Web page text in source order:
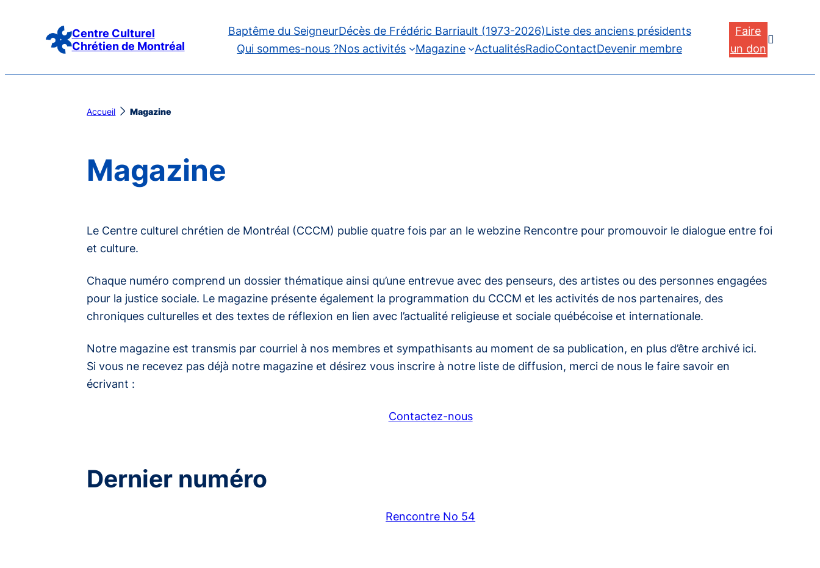
Centre Culturel
Chrétien de Montréal
Baptême du SeigneurDécès de Frédéric Barriault (1973-2026)Liste des anciens présidents
Qui sommes-nous ?Nos activités Magazine ActualitésRadioContactDevenir membre
Faire
un don

Accueil Magazine
Magazine
Le Centre culturel chrétien de Montréal (CCCM) publie quatre fois par an le webzine Rencontre pour promouvoir le dialogue entre foi
et culture.
Chaque numéro comprend un dossier thématique ainsi qu’une entrevue avec des penseurs, des artistes ou des personnes engagées
pour la justice sociale. Le magazine présente également la programmation du CCCM et les activités de nos partenaires, des
chroniques culturelles et des textes de réflexion en lien avec l’actualité religieuse et sociale québécoise et internationale.
Notre magazine est transmis par courriel à nos membres et sympathisants au moment de sa publication, en plus d’être archivé ici.
Si vous ne recevez pas déjà notre magazine et désirez vous inscrire à notre liste de diffusion, merci de nous le faire savoir en
écrivant :
Contactez-nous
Dernier numéro
Rencontre No 54